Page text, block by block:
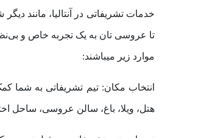
خدمات تشریفاتی در آنتالیا، مانند
تا عروسی تان به یک تجربه خاص و
موارد زیر میباشند:
انتخاب مکان: تیم تشریفاتی به
هتل، ویلا، باغ، سالن عروسی، ساحل